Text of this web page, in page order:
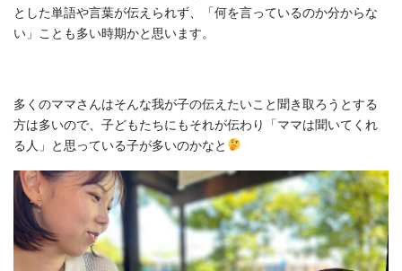
とした単語や言葉が伝えられず、「何を言っているのか分からな
い」ことも多い時期かと思います。
多くのママさんはそんな我が子の伝えたいこと聞き取ろうとする
方は多いので、子どもたちにもそれが伝わり「ママは聞いてくれ
る人」と思っている子が多いのかなと